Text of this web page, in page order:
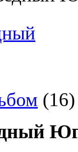
(16)